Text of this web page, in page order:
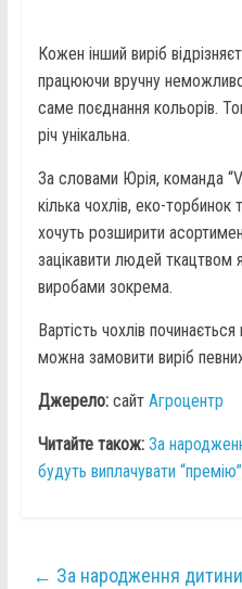
Кожен інший виріб
працюючи вручну
саме поєднання кольорів.
річ унікальна.
За словами Юрія, команда
кілька чохлів, еко-
хочуть розширити
зацікавити людей ткацтвом
виробами зокрема.
Вартість чохлів
можна замовити виріб
Джерело:сайт Агроцентр
Читайте також: За
будуть виплачувати “премію”
← За народження дитини